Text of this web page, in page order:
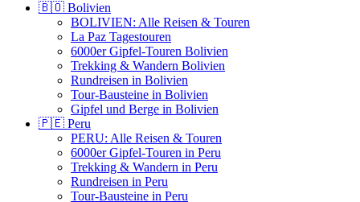
🇧🇴 Bolivien
BOLIVIEN: Alle Reisen & Touren
La Paz Tagestouren
6000er Gipfel-Touren Bolivien
Trekking & Wandern Bolivien
Rundreisen in Bolivien
Tour-Bausteine in Bolivien
Gipfel und Berge in Bolivien
🇵🇪 Peru
PERU: Alle Reisen & Touren
6000er Gipfel-Touren in Peru
Trekking & Wandern in Peru
Rundreisen in Peru
Tour-Bausteine in Peru